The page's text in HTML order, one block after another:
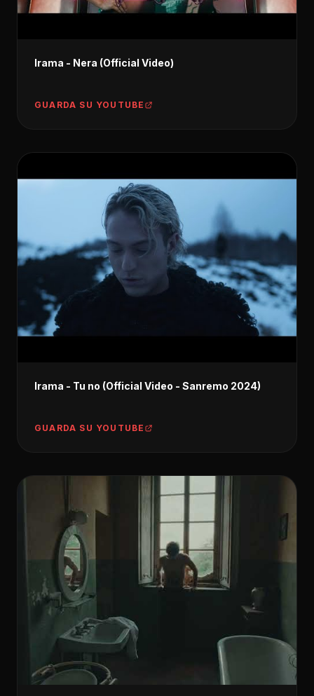
Irama - Nera (Official Video)
GUARDA SU YOUTUBE
Irama - Tu no (Official Video - Sanremo 2024)
GUARDA SU YOUTUBE